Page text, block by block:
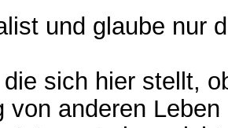
und glaube nur
sich hier stellt,
von anderen